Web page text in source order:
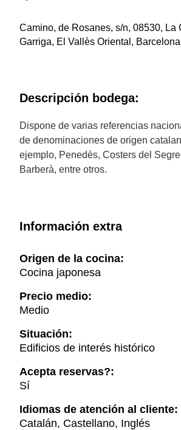
Camino, de Rosanes, s/n, 08530, La
Garriga, El Vallès Oriental, Barcelona
Descripción bodega:
Dispone de varias referencias
de denominaciones de origen
ejemplo, Penedès, Costers del
Barberà, entre otros.
Información extra
Origen de la cocina:
Cocina japonesa
Precio medio:
Medio
Situación:
Edificios de interés histórico
Acepta reservas?:
Sí
Idiomas de atención al cliente:
Catalán, Castellano, Inglés